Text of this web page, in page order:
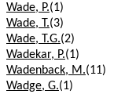
Wade, P.(1)
Wade, T.(3)
Wade, T.G.(2)
Wadekar, P.(1)
Wadenback, M.(11)
Wadge, G.(1)